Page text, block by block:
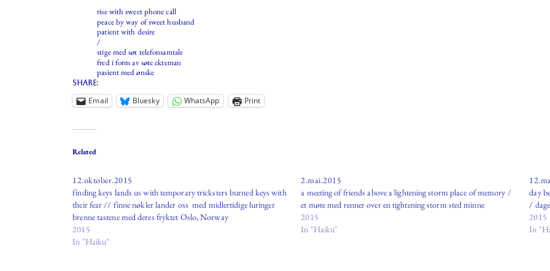
rise with sweet phone call
peace by way of sweet husband
patient with desire
/
stige med søt telefonsamtale
fred i form av søte ekteman
pasient med ønske
Share:
Email Bluesky WhatsApp Print
Related
12.oktober.2015
finding keys lands us with temporary tricksters burned keys with
their fear // finne nøkler lander oss med midlertidige luringer
brenne tastene med deres fryktet Oslo, Norway
2015
In "Haiku"
2.mai.2015
a meeting of friends above a lightening storm place of memory /
et møte med renner over en tightening storm sted minne
2015
In "Haiku"
day
/
2015
In